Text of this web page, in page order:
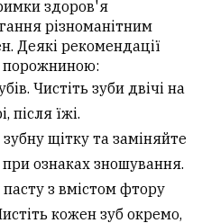
здоров'я
різноманітним
Деякі рекомендації
порожниною:
Чистіть зуби двічі на
після їжі.
щітку та заміняйте
при ознаках зношування.
з вмістом фтору
кожен зуб окремо,